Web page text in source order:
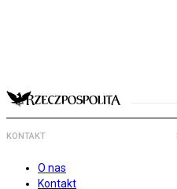
KONTAKT
O nas
Kontakt